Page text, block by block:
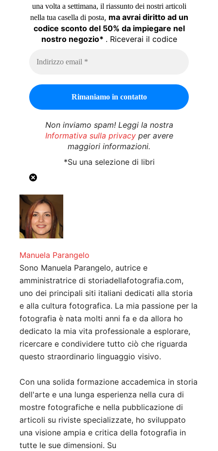
una volta a settimana, il riassunto dei nostri articoli
nella tua casella di posta, ma avrai diritto ad un
codice sconto del 50% da impiegare nel
nostro negozio* . Riceverai il codice
Non inviamo spam! Leggi la nostra
Informativa sulla privacyper avere
maggiori informazioni.
*Su una selezione di libri
Manuela Parangelo
Sono Manuela Parangelo, autrice e
amministratrice di storiadellafotografia.com,
uno dei principali siti italiani dedicati alla storia
e alla cultura fotografica. La mia passione per la
fotografia è nata molti anni fa e da allora ho
dedicato la mia vita professionale a esplorare,
ricercare e condividere tutto ciò che riguarda
questo straordinario linguaggio visivo.
Con una solida formazione accademica in storia
dell'arte e una lunga esperienza nella cura di
mostre fotografiche e nella pubblicazione di
articoli su riviste specializzate, ho sviluppato
una visione ampia e critica della fotografia in
tutte le sue dimensioni. Su